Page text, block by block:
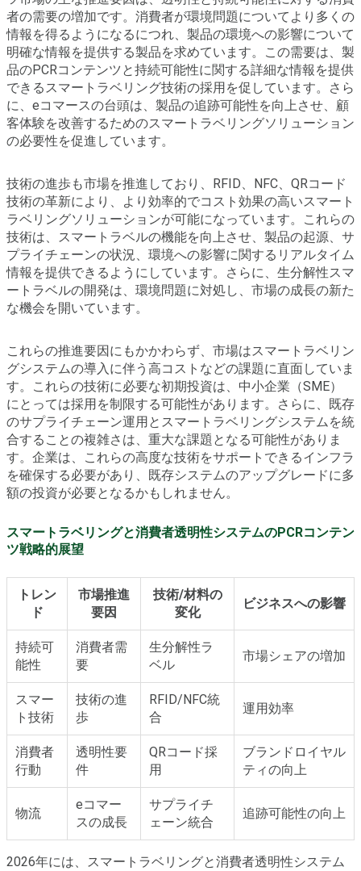
者の需要の増加です。消費者が環境問題についてより多くの
情報を得るようになるにつれ、製品の環境への影響について
明確な情報を提供する製品を求めています。この需要は、製
品のPCRコンテンツと持続可能性に関する詳細な情報を提供
できるスマートラベリング技術の採用を促しています。さら
に、eコマースの台頭は、製品の追跡可能性を向上させ、顧
客体験を改善するためのスマートラベリングソリューション
の必要性を促進しています。
技術の進歩も市場を推進しており、RFID、NFC、QRコード
技術の革新により、より効率的でコスト効果の高いスマート
ラベリングソリューションが可能になっています。これらの
技術は、スマートラベルの機能を向上させ、製品の起源、サ
プライチェーンの状況、環境への影響に関するリアルタイム
情報を提供できるようにしています。さらに、生分解性スマ
ートラベルの開発は、環境問題に対処し、市場の成長の新た
な機会を開いています。
これらの推進要因にもかかわらず、市場はスマートラベリン
グシステムの導入に伴う高コストなどの課題に直面していま
す。これらの技術に必要な初期投資は、中小企業（SME）
にとっては採用を制限する可能性があります。さらに、既存
のサプライチェーン運用とスマートラベリングシステムを統
合することの複雑さは、重大な課題となる可能性がありま
す。企業は、これらの高度な技術をサポートできるインフラ
を確保する必要があり、既存システムのアップグレードに多
額の投資が必要となるかもしれません。
スマートラベリングと消費者透明性システムのPCRコンテン
ツ戦略的展望
トレン
ド
市場推進
要因
技術/材料の
変化
ビジネスへの影響
持続可
能性
消費者需
要
生分解性ラ
ベル
市場シェアの増加
スマー
ト技術
技術の進
歩
RFID/NFC統
合
運用効率
消費者
行動
透明性要
件
QRコード採
用
ブランドロイヤル
ティの向上
物流
eコマー
スの成長
サプライチ
ェーン統合
追跡可能性の向上
2026年には、スマートラベリングと消費者透明性システム